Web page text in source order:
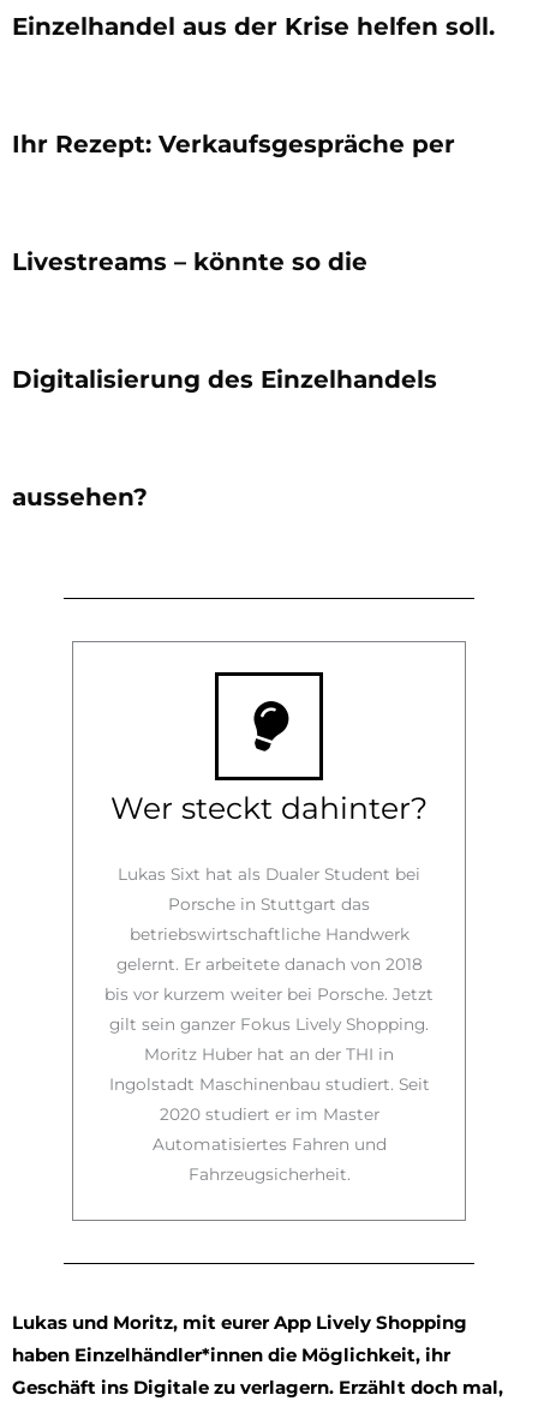
Einzelhandel aus der Krise helfen soll.
Ihr Rezept: Verkaufsgespräche per
Livestreams – könnte so die
Digitalisierung des Einzelhandels
aussehen?
Wer steckt dahinter?
Lukas Sixt hat als Dualer Student bei
Porsche in Stuttgart das
betriebswirtschaftliche Handwerk
gelernt. Er arbeitete danach von 2018
bis vor kurzem weiter bei Porsche. Jetzt
gilt sein ganzer Fokus Lively Shopping.
Moritz Huber hat an der THI in
Ingolstadt Maschinenbau studiert. Seit
2020 studiert er im Master
Automatisiertes Fahren und
Fahrzeugsicherheit.
Lukas und Moritz, mit eurer App Lively Shopping
haben Einzelhändler*innen die Möglichkeit, ihr
Geschäft ins Digitale zu verlagern. Erzählt doch mal,